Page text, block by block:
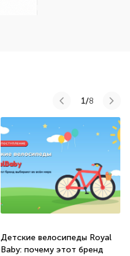
Детские велосипеды Royal
Baby: почему этот бренд
1/8